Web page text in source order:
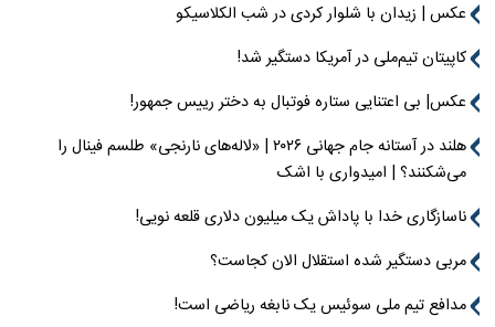
عکس | زیدان با شلوار کردی در شب الکلاسیکو
کاپیتان تیم‌ملی در آمریکا دستگیر شد!
عکس| بی اعتنایی ستاره فوتبال به دختر رییس جمهور!
هلند در آستانه جام جهانی ۲۰۲۶ | «لاله‌های نارنجی» طلسم فینال را
می‌شکنند؟ | امیدواری با اشک
ناسازگاری خدا با پاداش یک میلیون دلاری قلعه نویی!
مربی دستگیر شده استقلال الان کجاست؟
مدافع تیم ملی سوئیس یک نابغه ریاضی است!